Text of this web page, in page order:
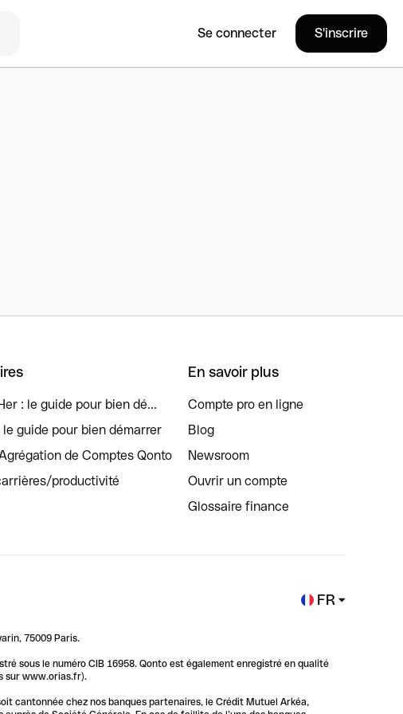
Se connecter S'inscrire
: le guide pour bien dé...
guide pour bien démarrer
de Comptes Qonto
productivité
En savoir plus
Compte pro en ligne
Blog
Newsroom
Ouvrir un compte
Glossaire finance
FR
75009 Paris.
sous le numéro CIB 16958. Qonto est également enregistré en qualité
sur www.orias.fr).
cantonnée chez nos banques partenaires, le Crédit Mutuel Arkéa,